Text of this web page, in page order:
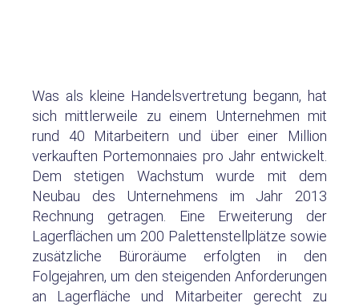
Was als kleine Handelsvertretung begann, hat
sich mittlerweile zu einem Unternehmen mit
rund 40 Mitarbeitern und über einer Million
verkauften Portemonnaies pro Jahr entwickelt.
Dem stetigen Wachstum wurde mit dem
Neubau des Unternehmens im Jahr 2013
Rechnung getragen. Eine Erweiterung der
Lagerflächen um 200 Palettenstellplätze sowie
zusätzliche Büroräume erfolgten in den
Folgejahren, um den steigenden Anforderungen
an Lagerfläche und Mitarbeiter gerecht zu